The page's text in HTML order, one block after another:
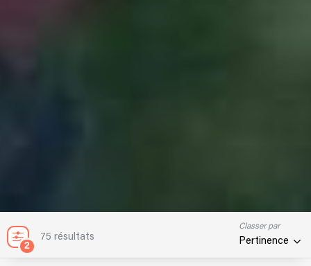
2
75 résultats
Classer par
Pertinence